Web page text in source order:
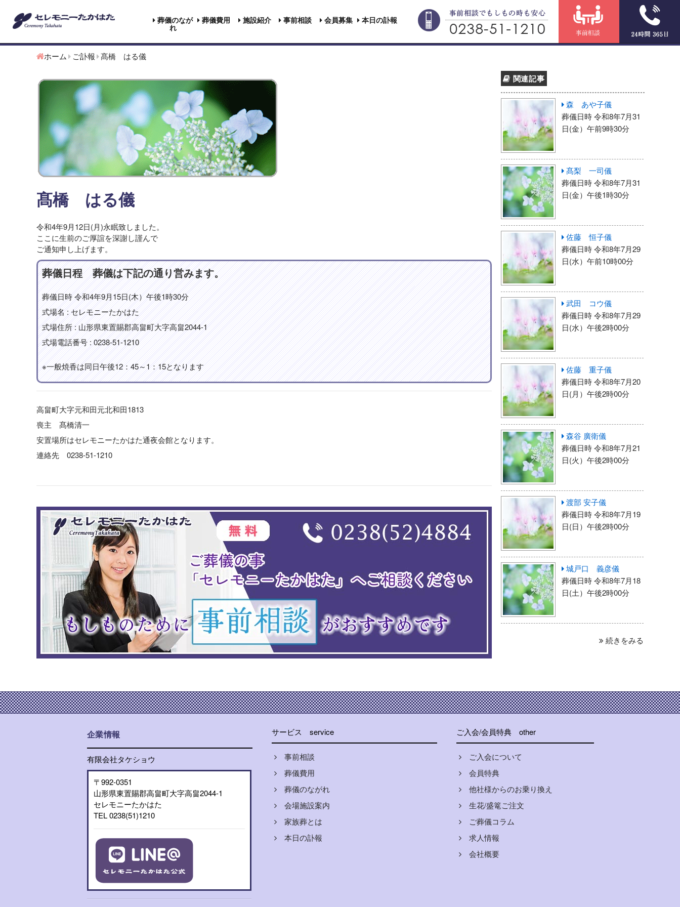
葬儀のなが
れ
葬儀費用 施設紹介 事前相談 会員募集 本日の訃報
ホーム ご訃報 髙橋 はる儀
髙橋 はる儀
令和4年9月12日(月)永眠致しました。
ここに生前のご厚誼を深謝し謹んで
ご通知申し上げます。
葬儀日程 葬儀は下記の通り営みます。
葬儀日時 令和4年9月15日(木）午後1時30分
式場名 : セレモニーたかはた
式場住所 : 山形県東置賜郡高畠町大字高畠2044-1
式場電話番号 : 0238-51-1210
※一般焼香は同日午後12：45～1：15となります
高畠町大字元和田元北和田1813
喪主 髙橋清一
安置場所はセレモニーたかはた通夜会館となります。
連絡先 0238-51-1210
関連記事
森 あや子儀
葬儀日時 令和8年7月31
日(金）午前9時30分
髙梨 一司儀
葬儀日時 令和8年7月31
日(金）午後1時30分
佐藤 恒子儀
葬儀日時 令和8年7月29
日(水）午前10時00分
武田 コウ儀
葬儀日時 令和8年7月29
日(水）午後2時00分
佐藤 重子儀
葬儀日時 令和8年7月20
日(月）午後2時00分
森谷 廣衛儀
葬儀日時 令和8年7月21
日(火）午後2時00分
渡部 安子儀
葬儀日時 令和8年7月19
日(日）午後2時00分
城戸口 義彦儀
葬儀日時 令和8年7月18
日(土）午後2時00分
続きをみる
企業情報
有限会社タケショウ
〒992-0351
山形県東置賜郡高畠町大字高畠2044-1
セレモニーたかはた
TEL 0238(51)1210
サービス service
事前相談
葬儀費用
葬儀のながれ
会場施設案内
家族葬とは
本日の訃報
ご入会/会員特典 other
ご入会について
会員特典
他社様からのお乗り換え
生花/盛篭ご注文
ご葬儀コラム
求人情報
会社概要